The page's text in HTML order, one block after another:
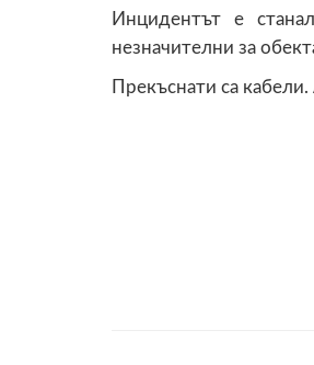
Инцидентът е
незначителни за
Прекъснати са